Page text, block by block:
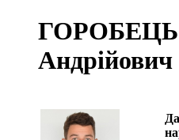
ГОРОБЕЦЬ
Андрійович